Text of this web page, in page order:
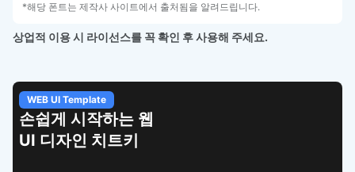
*해당 폰트는 제작사 사이트에서 출처됨을 알려드립니다.
상업적 이용 시 라이선스를 꼭 확인 후 사용해 주세요.
WEB UI Template
손쉽게 시작하는 웹
UI 디자인 치트키